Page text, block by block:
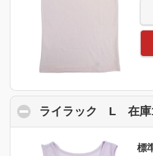
ライラック L 在庫
標